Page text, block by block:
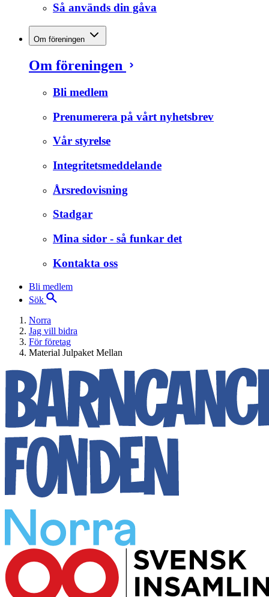
Så används din gåva
Om föreningen
Om föreningen
Bli medlem
Prenumerera på vårt nyhetsbrev
Vår styrelse
Integritetsmeddelande
Årsredovisning
Stadgar
Mina sidor - så funkar det
Kontakta oss
Bli medlem
Sök
Norra
Jag vill bidra
För företag
Material Julpaket Mellan